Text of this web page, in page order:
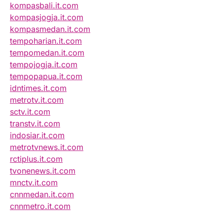
kompasbali.it.com
kompasjogja.it.com
kompasmedan.it.com
tempoharian.it.com
tempomedan.it.com
tempojogja.it.com
tempopapua.it.com
idntimes.it.com
metrotv.it.com
sctv.it.com
transtv.it.com
indosiar.it.com
metrotvnews.it.com
rctiplus.it.com
tvonenews.it.com
mnctv.it.com
cnnmedan.it.com
cnnmetro.it.com